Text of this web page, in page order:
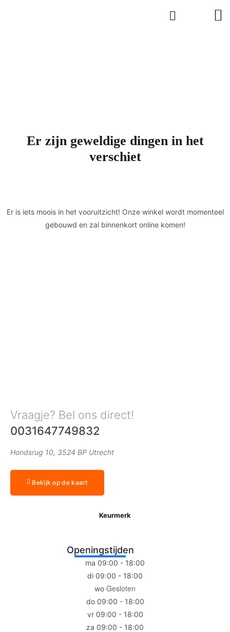
Er zijn geweldige dingen in het
verschiet
Er is iets moois in het vooruitzicht! Onze winkel wordt momenteel
gebouwd en zal binnenkort online komen!
Vraagje? Bel ons direct!
0031647749832
Hondsrug 10, 3524 BP Utrecht
Bekijk op de kaart
Keurmerk
Openingstijden
ma 09:00 - 18:00
di 09:00 - 18:00
wo Gesloten
do 09:00 - 18:00
vr 09:00 - 18:00
za 09:00 - 18:00